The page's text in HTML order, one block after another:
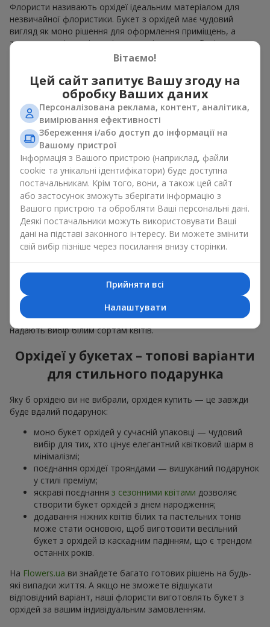
Флористи називають орхідеї ідеальним матеріалом для
незвичайної флористики. Букет з орхідей має чудовий
вигляд як моно рішення для оформлення приміщень, а
також як варіант міксу з іншими квітами, що зберігає свою
виразність у будь-якому форматі. Завдяки своїй структурі
мінімалістичному або сучасному стилі. Букет з орхідей
виглядає ефектно як у камерних, так і в масштабних
роботах, а її розкішні суцвіття легко стають центральним
елементом композиції букет з орхідей. Залежно від
оформлення і сорту рослин різниться на орхідеї ціна.
Зважайте на це перш ніж замовити букет з орхідей.
Кому дарують орхідеї?
Букет з орхідей універсальний і може підійти будь-кому. Їх
даруютькоханим жінками,мамі,дівчині, дружині, сестрі,
подрузі,
колезі або бізнес-партнеру
. Сьогодні можна орхідеї
купити недорого, а тому шансів зробити бажаний
подарунок стає ще більше.
особливої події: річниць,побачень,днів народженнята
навіть
.
Для романтики обирають ніжну екзотику — букет з орхідей
в рожевих та фіолетових тонах. Длявесільних букетів
надають вибір білим сортам квітів.
Орхідеї у букетах – топові варіанти
для стильного подарунка
Яку б орхідею ви не вибрали, орхідея купить — це завжди
буде вдалий подарунок:
моно букет орхідей у сучасній упаковці — чудовий
вибір для тих, хто цінує елегантний квітковий шарм в
мінімалізмі;
поєднання орхідеї трояндами — вишуканий подарунок
у стилі преміум;
яскраві поєднання з сезонними квітами дозволяє
створити букет орхідей з днем народження;
додавання ніжних квітів білих та пастельних тонів
може стати основою, щоб виготовити весільний
букет з орхідей із каскадним падінням, що є трендом
останніх років.
На Flowers.ua ви знайдете багато готових рішень на будь-
які випадки життя. А якщо не зможете відшукати
відповідний варіант, наші флористи виготовлять букет з
орхідей за вашим індивідуальним замовленням.
Вітаємо!
Цей сайт запитує Вашу згоду на
обробку Ваших даних
Персоналізована реклама, контент, аналітика,
вимірювання ефективності
Збереження і/або доступ до інформації на
Вашому пристрої
Інформація з Вашого пристрою (наприклад, файли
cookie та унікальні ідентифікатори) буде доступна
постачальникам. Крім того, вони, а також цей сайт
або застосунок зможуть зберігати інформацію з
Вашого пристрою та обробляти Ваші персональні дані.
Деякі постачальники можуть використовувати Ваші
дані на підставі законного інтересу. Ви можете змінити
свій вибір пізніше через посилання внизу сторінки.
Прийняти всі
Налаштувати